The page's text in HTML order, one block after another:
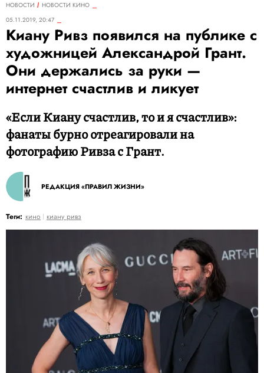
НОВОСТИ
НОВОСТИ КИНО
05.11.2019, 20:47
Киану Ривз появился на публике с
художницей Александрой Грант.
Они держались за руки —
интернет счастлив и ликует
«Если Киану счастлив, то и я счастлив»:
фанаты бурно отреагировали на
фотографию Ривза с Грант.
РЕДАКЦИЯ «ПРАВИЛ ЖИЗНИ»
Теги: кино киану ривз